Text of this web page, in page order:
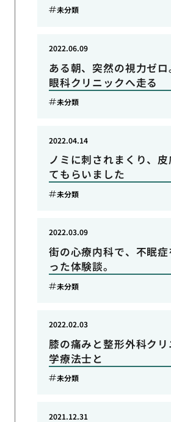
未分類
ある朝、突然の視力ゼ
眼科クリニックへ走る
2022.06.09
未分類
ノミに刺されまくり、
てもらいました
2022.04.14
未分類
街の心療内科で、不眠症
った体験談。
2022.03.09
未分類
膝の痛みと整形外科ク
学療法士と
2022.02.03
未分類
2021.12.31